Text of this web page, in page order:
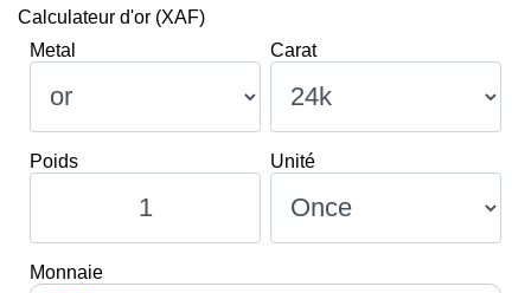
Calculateur d'or (XAF)
Metal
Carat
Poids Unité
Monnaie